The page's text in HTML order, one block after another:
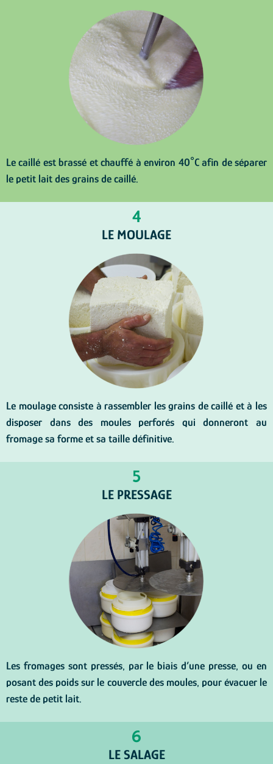
Le caillé est brassé et chauffé à environ 40°C afin de séparer
le petit lait des grains de caillé.
4
LE MOULAGE
Le moulage consiste à rassembler les grains de caillé et à les
disposer dans des moules perforés qui donneront au
fromage sa forme et sa taille définitive.
5
LE PRESSAGE
Les fromages sont pressés, par le biais d’une presse, ou en
posant des poids sur le couvercle des moules, pour évacuer le
reste de petit lait.
6
LE SALAGE